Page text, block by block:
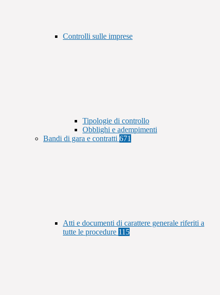
Controlli sulle imprese
Tipologie di controllo
Obblighi e adempimenti
Bandi di gara e contratti 671
Atti e documenti di carattere generale riferiti a
tutte le procedure 115